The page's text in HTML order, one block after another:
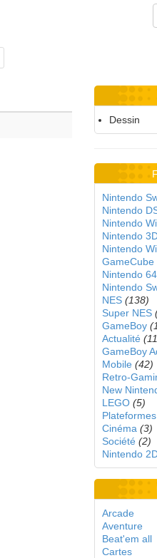
Dessin
Nintendo
Nintendo
Nintendo
Nintendo
Nintendo
GameCube
Nintendo 64
Nintendo
NES (138)
Super NES
GameBoy
Actualité
GameBoy
Mobile (42)
Retro-
New
LEGO (5)
Plateformes
Cinéma (3)
Société (2)
Nintendo
Arcade
Aventure
Beat'em all
Cartes